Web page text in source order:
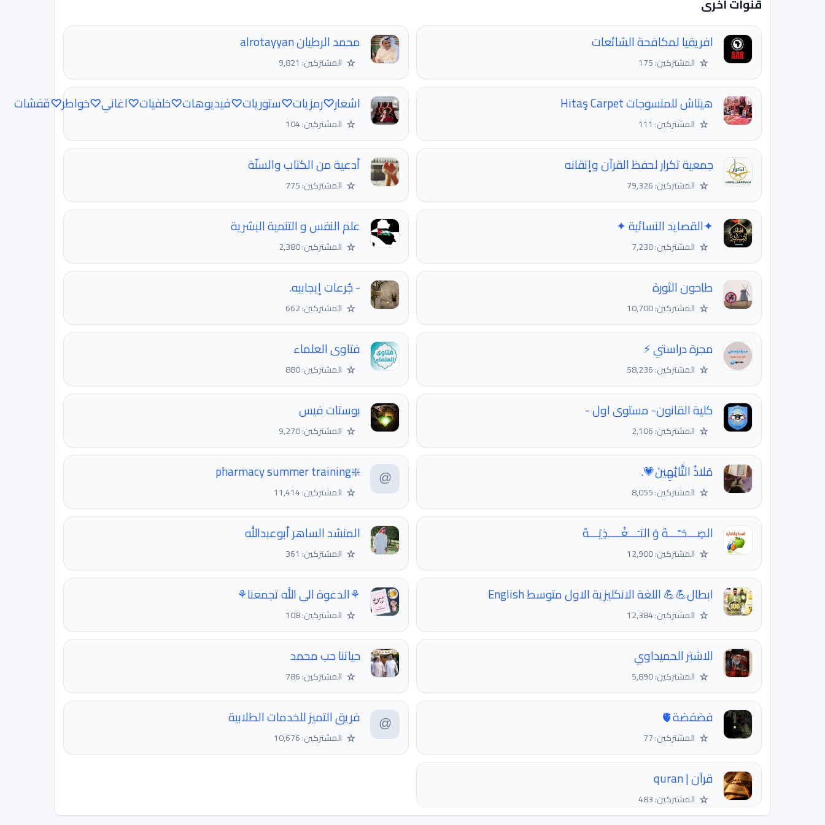
قنوات اخرى
افريقيا لمكافحة الشائعات
☆ المشتركين: 175
محمد الرطيان alrotayyan
☆ المشتركين: 9,821
هيتاش للمنسوجات Hitaş Carpet
☆ المشتركين: 111
اشعار♡رمزيات♡ستوريات♡فيديوهات♡خلفيات♡اغاني♡خواطر♡قفشات
☆ المشتركين: 104
جمعية تكرار لحفظ القرآن وإتقانه
☆ المشتركين: 79,326
أدعية من الكتاب والسنّة
☆ المشتركين: 775
✦القصاید النسائیة ✦
☆ المشتركين: 7,230
علم النفس و التنمية البشرية
☆ المشتركين: 2,380
طاحون الثورة
☆ المشتركين: 10,700
- جُرعات إيجابيه.
☆ المشتركين: 662
مجرة دراستي ⚡️
☆ المشتركين: 58,236
فتاوى العلماء
☆ المشتركين: 880
كلية القانون- مستوى اول -
☆ المشتركين: 2,106
بوستات فيس
☆ المشتركين: 9,270
مَلاذُ التَّائِهِينَ💗.
☆ المشتركين: 8,055
❇️pharmacy summer training
☆ المشتركين: 11,414
الصِـــحَـّـــةَ وَ التـَـــغْــــذِيَـــةَ
☆ المشتركين: 12,900
المنشد الساهر أبوعبدالله
☆ المشتركين: 361
ابطال💪💪 اللغة الانكليزية الاول متوسط English
☆ المشتركين: 12,384
⚘الدعوة الى الله تجمعنا⚘
☆ المشتركين: 108
الاشتر الحميداوي
☆ المشتركين: 5,890
حياتنا حب محمد
☆ المشتركين: 786
فضفضة🫀
☆ المشتركين: 77
فريق التميز للخدمات الطلابية
☆ المشتركين: 10,676
قرآن | quran
☆ المشتركين: 483